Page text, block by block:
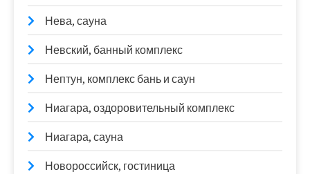
Нева, сауна
Невский, банный комплекс
Нептун, комплекс бань и саун
Ниагара, оздоровительный комплекс
Ниагара, сауна
Новороссийск, гостиница